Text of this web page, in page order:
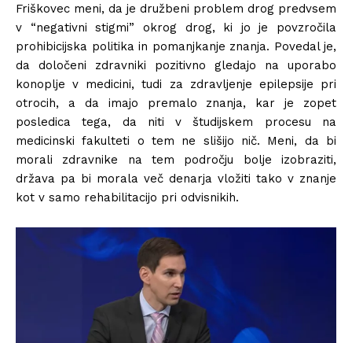
Friškovec meni, da je družbeni problem drog predvsem
v “negativni stigmi” okrog drog, ki jo je povzročila
prohibicijska politika in pomanjkanje znanja. Povedal je,
da določeni zdravniki pozitivno gledajo na uporabo
konoplje v medicini, tudi za zdravljenje epilepsije pri
otrocih, a da imajo premalo znanja, kar je zopet
posledica tega, da niti v študijskem procesu na
medicinski fakulteti o tem ne slišijo nič. Meni, da bi
morali zdravnike na tem področju bolje izobraziti,
država pa bi morala več denarja vložiti tako v znanje
kot v samo rehabilitacijo pri odvisnikih.